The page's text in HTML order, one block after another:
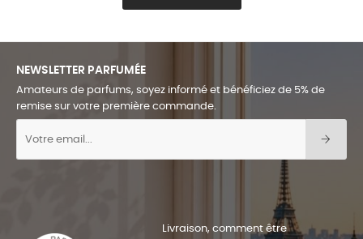
NEWSLETTER PARFUMÉE
Amateurs de parfums, soyez informé et bénéficiez de 5% de
remise sur votre première commande.
Livraison, comment être